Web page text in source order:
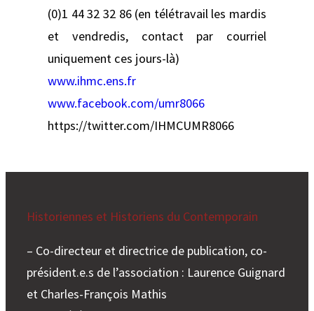
(0)1 44 32 32 86 (en télétravail les mardis
et vendredis, contact par courriel
uniquement ces jours-là)
www.ihmc.ens.fr
www.facebook.com/umr8066
https://twitter.com/IHMCUMR8066
Historiennes et Historiens du Contemporain
– Co-directeur et directrice de publication, co-
président.e.s de l’association : Laurence Guignard
et Charles-François Mathis